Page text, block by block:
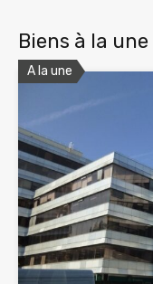
Biens à la une
A la une